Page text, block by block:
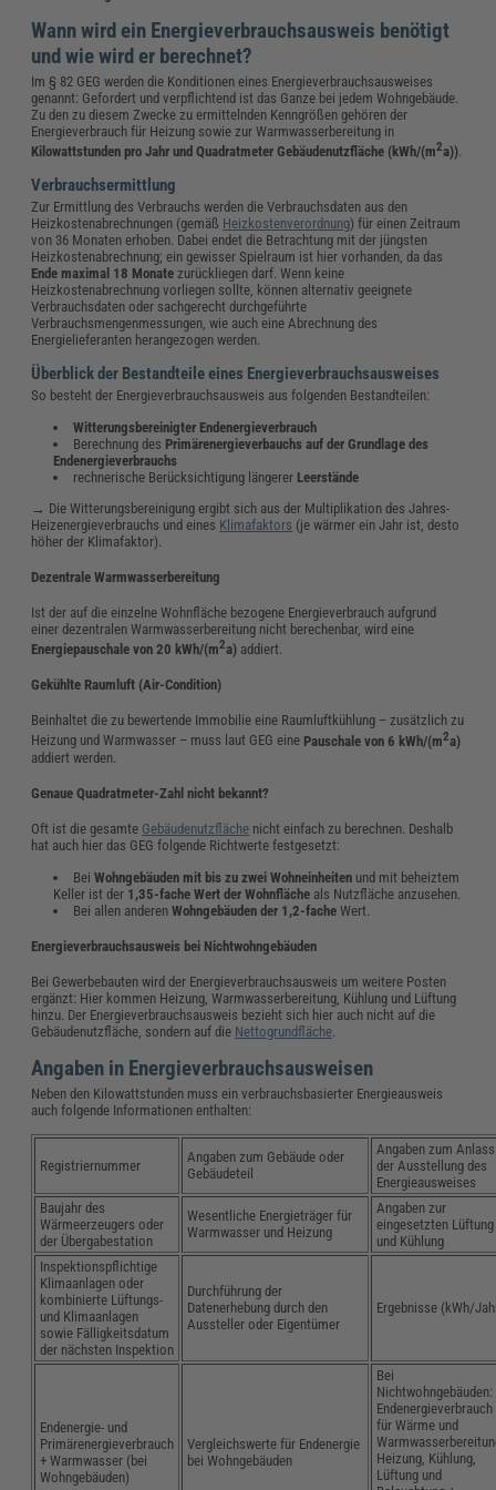
Wann wird ein Energieverbrauchsausweis benötigt
und wie wird er berechnet?
Im § 82 GEG werden die Konditionen eines Energieverbrauchsausweises
genannt: Gefordert und verpflichtend ist das Ganze bei jedem Wohngebäude.
Zu den zu diesem Zwecke zu ermittelnden Kenngrößen gehören der
Energieverbrauch für Heizung sowie zur Warmwasserbereitung in
Kilowattstunden pro Jahr und Quadratmeter Gebäudenutzfläche (kWh/(m2a)).
Verbrauchsermittlung
Zur Ermittlung des Verbrauchs werden die Verbrauchsdaten aus den
Heizkostenabrechnungen (gemäß Heizkostenverordnung) für einen Zeitraum
von 36 Monaten erhoben. Dabei endet die Betrachtung mit der jüngsten
Heizkostenabrechnung; ein gewisser Spielraum ist hier vorhanden, da das
Ende maximal 18 Monate zurückliegen darf. Wenn keine
Heizkostenabrechnung vorliegen sollte, können alternativ geeignete
Verbrauchsdaten oder sachgerecht durchgeführte
Verbrauchsmengenmessungen, wie auch eine Abrechnung des
Energielieferanten herangezogen werden.
Überblick der Bestandteile eines Energieverbrauchsausweises
So besteht der Energieverbrauchsausweis aus folgenden Bestandteilen:
Witterungsbereinigter Endenergieverbrauch
Berechnung des Primärenergieverbauchs auf der Grundlage des
Endenergieverbrauchs
rechnerische Berücksichtigung längerer Leerstände
→ Die Witterungsbereinigung ergibt sich aus der Multiplikation des Jahres-
Heizenergieverbrauchs und eines Klimafaktors (je wärmer ein Jahr ist, desto
höher der Klimafaktor).
Dezentrale Warmwasserbereitung
Ist der auf die einzelne Wohnfläche bezogene Energieverbrauch aufgrund
einer dezentralen Warmwasserbereitung nicht berechenbar, wird eine
Energiepauschale von 20 kWh/(m2a) addiert.
Gekühlte Raumluft (Air-Condition)
Beinhaltet die zu bewertende Immobilie eine Raumluftkühlung – zusätzlich zu
Heizung und Warmwasser – muss laut GEG eine Pauschale von 6 kWh/(m2a)
addiert werden.
Genaue Quadratmeter-Zahl nicht bekannt?
Oft ist die gesamte Gebäudenutzfläche nicht einfach zu berechnen. Deshalb
hat auch hier das GEG folgende Richtwerte festgesetzt:
Bei Wohngebäuden mit bis zu zwei Wohneinheiten und mit beheiztem
Keller ist der 1,35-fache Wert der Wohnfläche als Nutzfläche anzusehen.
Bei allen anderen Wohngebäuden der 1,2-fache Wert.
Energieverbrauchsausweis bei Nichtwohngebäuden
Bei Gewerbebauten wird der Energieverbrauchsausweis um weitere Posten
ergänzt: Hier kommen Heizung, Warmwasserbereitung, Kühlung und Lüftung
hinzu. Der Energieverbrauchsausweis bezieht sich hier auch nicht auf die
Gebäudenutzfläche, sondern auf die Nettogrundfläche
Angaben in Energieverbrauchsausweisen
Neben den Kilowattstunden muss ein verbrauchsbasierter Energieausweis
auch folgende Informationen enthalten:
Registriernummer
Angaben zum Gebäude oder
Gebäudeteil
Angaben zum Anlass
der Ausstellung des
Energieausweises
Baujahr des
Wärmeerzeugers oder
der Übergabestation
Wesentliche Energieträger für
Warmwasser und Heizung
Angaben zur
eingesetzten Lüftung
und Kühlung
Inspektionspflichtige
Klimaanlagen oder
kombinierte Lüftungs-
und Klimaanlagen
sowie Fälligkeitsdatum
der nächsten Inspektion
Durchführung der
Datenerhebung durch den
Aussteller oder Eigentümer
Ergebnisse (kWh/
Endenergie- und
Primärenergieverbrauch
+ Warmwasser (bei
Wohngebäuden)
Vergleichswerte für Endenergie
bei Wohngebäuden
Bei
Nichtwohngebäuden:
Endenergieverbrauch
für Wärme und
Heizung, Kühlung,
Lüftung und